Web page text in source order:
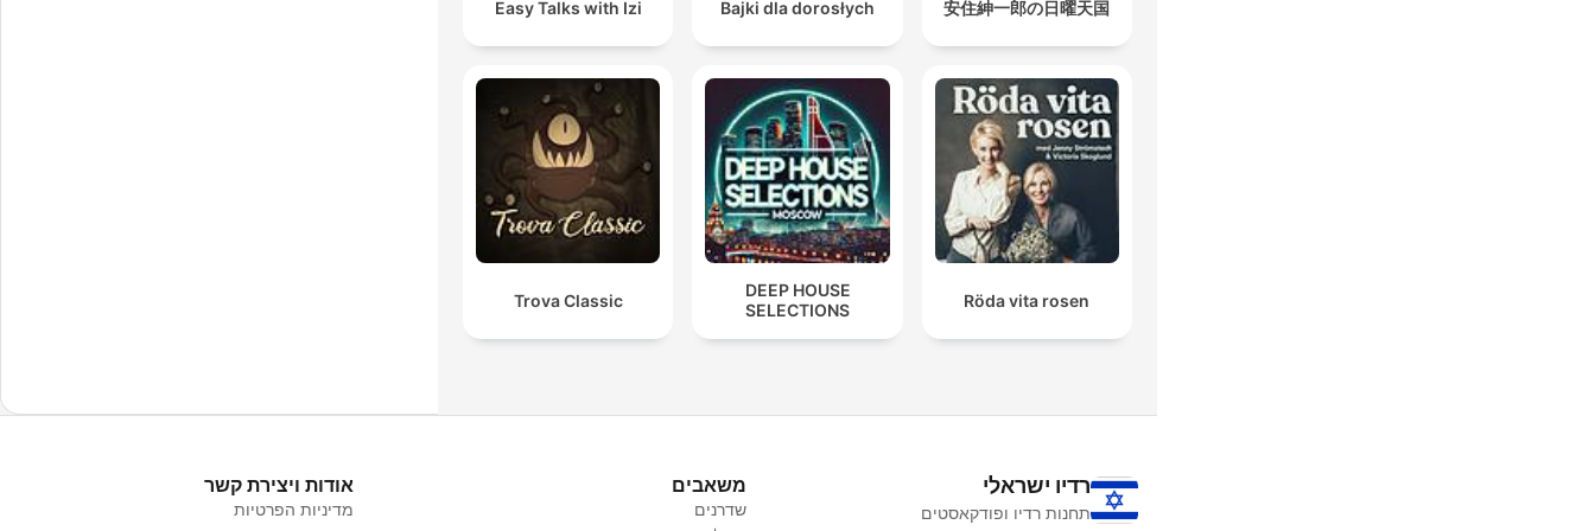
安住紳一郎の日曜天国
Bajki dla dorosłych
Easy Talks with Izi
Röda vita rosen
DEEP HOUSE
SELECTIONS
Trova Classic
רדיו ישראלי
תחנות רדיו ופודקאסטים
משאבים
שדרנים
אודות ויצירת קשר
מדיניות הפרטיות